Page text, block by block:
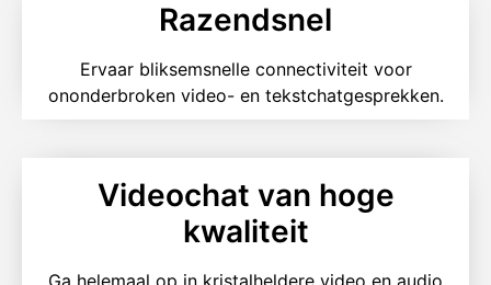
Razendsnel
Ervaar bliksemsnelle connectiviteit voor
ononderbroken video- en tekstchatgesprekken.
Videochat van hoge
kwaliteit